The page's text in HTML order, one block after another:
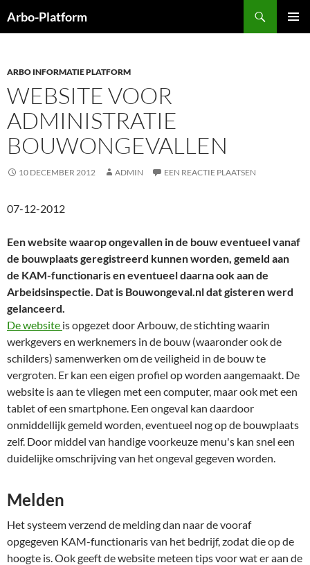
naar
Arbo-Platform
ARBO INFORMATIE PLATFORM
WEBSITE VOOR
ADMINISTRATIE
BOUWONGEVALLEN
10 DECEMBER 2012 ADMIN EEN REACTIE PLAATSEN
07-12-2012
Een website waarop ongevallen in de bouw eventueel vanaf
de bouwplaats geregistreerd kunnen worden, gemeld aan
de KAM-functionaris en eventueel daarna ook aan de
Arbeidsinspectie. Dat is Bouwongeval.nl dat gisteren werd
gelanceerd.
De website is opgezet door Arbouw, de stichting waarin
werkgevers en werknemers in de bouw (waaronder ook de
schilders) samenwerken om de veiligheid in de bouw te
vergroten. Er kan een eigen profiel op worden aangemaakt. De
website is aan te vliegen met een computer, maar ook met een
tablet of een smartphone. Een ongeval kan daardoor
onmiddellijk gemeld worden, eventueel nog op de bouwplaats
zelf. Door middel van handige voorkeuze menu's kan snel een
duidelijke omschrijving van het ongeval gegeven worden.
Melden
Het systeem verzend de melding dan naar de vooraf
opgegeven KAM-functionaris van het bedrijf, zodat die op de
hoogte is. Ook geeft de website meteen tips voor wat er aan de